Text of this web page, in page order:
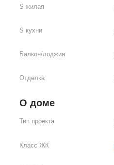
S жилая
S кухни
Балкон/лоджия
Отделка
О доме
Тип проекта
Класс ЖК